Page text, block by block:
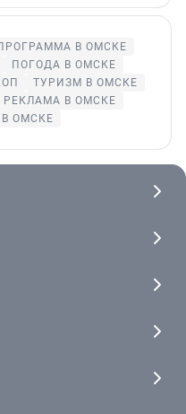
В ОМСКЕ
ПОГОДА В ОМСКЕ
ТУРИЗМ В ОМСКЕ
РЕКЛАМА В ОМСКЕ
ОМСКЕ